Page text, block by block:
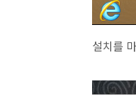
설치를